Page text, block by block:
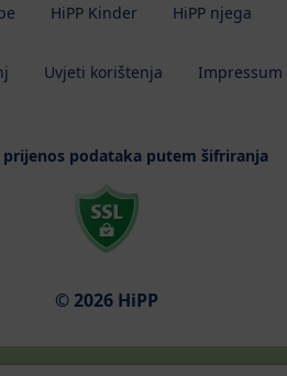
HiPP Kinder HiPP njega
Uvjeti korištenja Impressum
prijenos podataka putem šifriranja
© 2026 HiPP